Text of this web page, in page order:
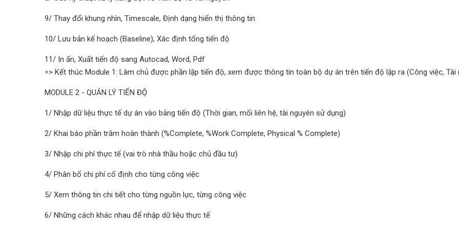
9/ Thay đổi khung nhìn, Timescale, Định dạng hiển thị thông tin
10/ Lưu bản kế hoạch (Baseline), Xác định tổng tiến độ
11/ In ấn, Xuất tiến độ sang Autocad, Word, Pdf
=> Kết thúc Module 1: Làm chủ được phần lập tiến độ, xem được thông tin toàn bộ dự án trên tiến độ lập ra (Công việc, Tài
MODULE 2 - QUẢN LÝ TIẾN ĐỘ
1/ Nhập dữ liệu thực tế dự án vào bảng tiến độ (Thời gian, mối liên hệ, tài nguyên sử dụng)
2/ Khai báo phần trăm hoàn thành (%Complete, %Work Complete, Physical % Complete)
3/ Nhập chi phí thực tế (vai trò nhà thầu hoặc chủ đầu tư)
4/ Phân bổ chi phí cố định cho từng công việc
5/ Xem thông tin chi tiết cho từng nguồn lực, từng công việc
6/ Những cách khác nhau để nhập dữ liệu thực tế